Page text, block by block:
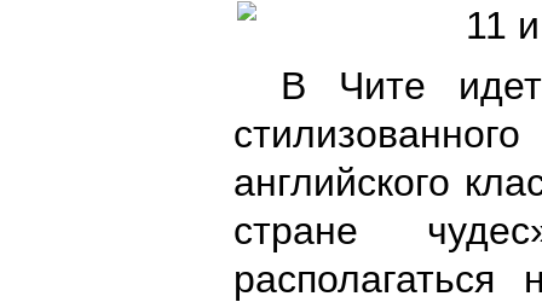
11
В Чите идет
английского
стране